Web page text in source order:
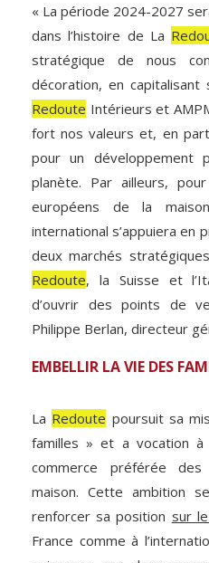
« La période 2024-2027
dans l’histoire de La
stratégique de nous
décoration, en
Redoute Intérieurs et
fort nos valeurs et, en
pour un développement
planète. Par ailleurs,
européens de la
international s’appuiera en
deux marchés
Redoute, la Suisse et
d’ouvrir des points de
Philippe Berlan, directeur
EMBELLIR LA VIE DES
La Redoute poursuit sa
familles » et a vocation
commerce préférée
maison. Cette ambition
renforcer sa position sur
France comme à